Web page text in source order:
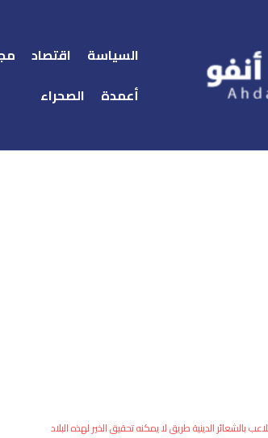
السياسة اقتصاد
أعمدة
الصحراء
بالشعائر الدينية طريق لا يمكنه تحقيق الخير لهذه البلاد